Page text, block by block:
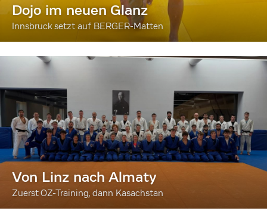
Dojo im neuen Glanz
Innsbruck setzt auf BERGER-Matten
Von Linz nach Almaty
Zuerst OZ-Training, dann Kasachstan